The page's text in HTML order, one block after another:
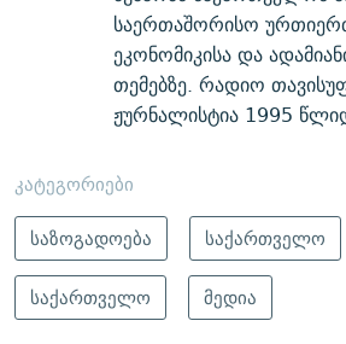
საერთაშორისო
ეკონომიკისა და
თემებზე. რადიო
ჟურნალისტია 1995
კატეგორიები
საზოგადოება
საქართველო
საქართველო
მედია